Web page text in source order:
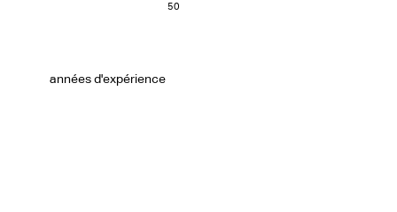
50
années d'expérience